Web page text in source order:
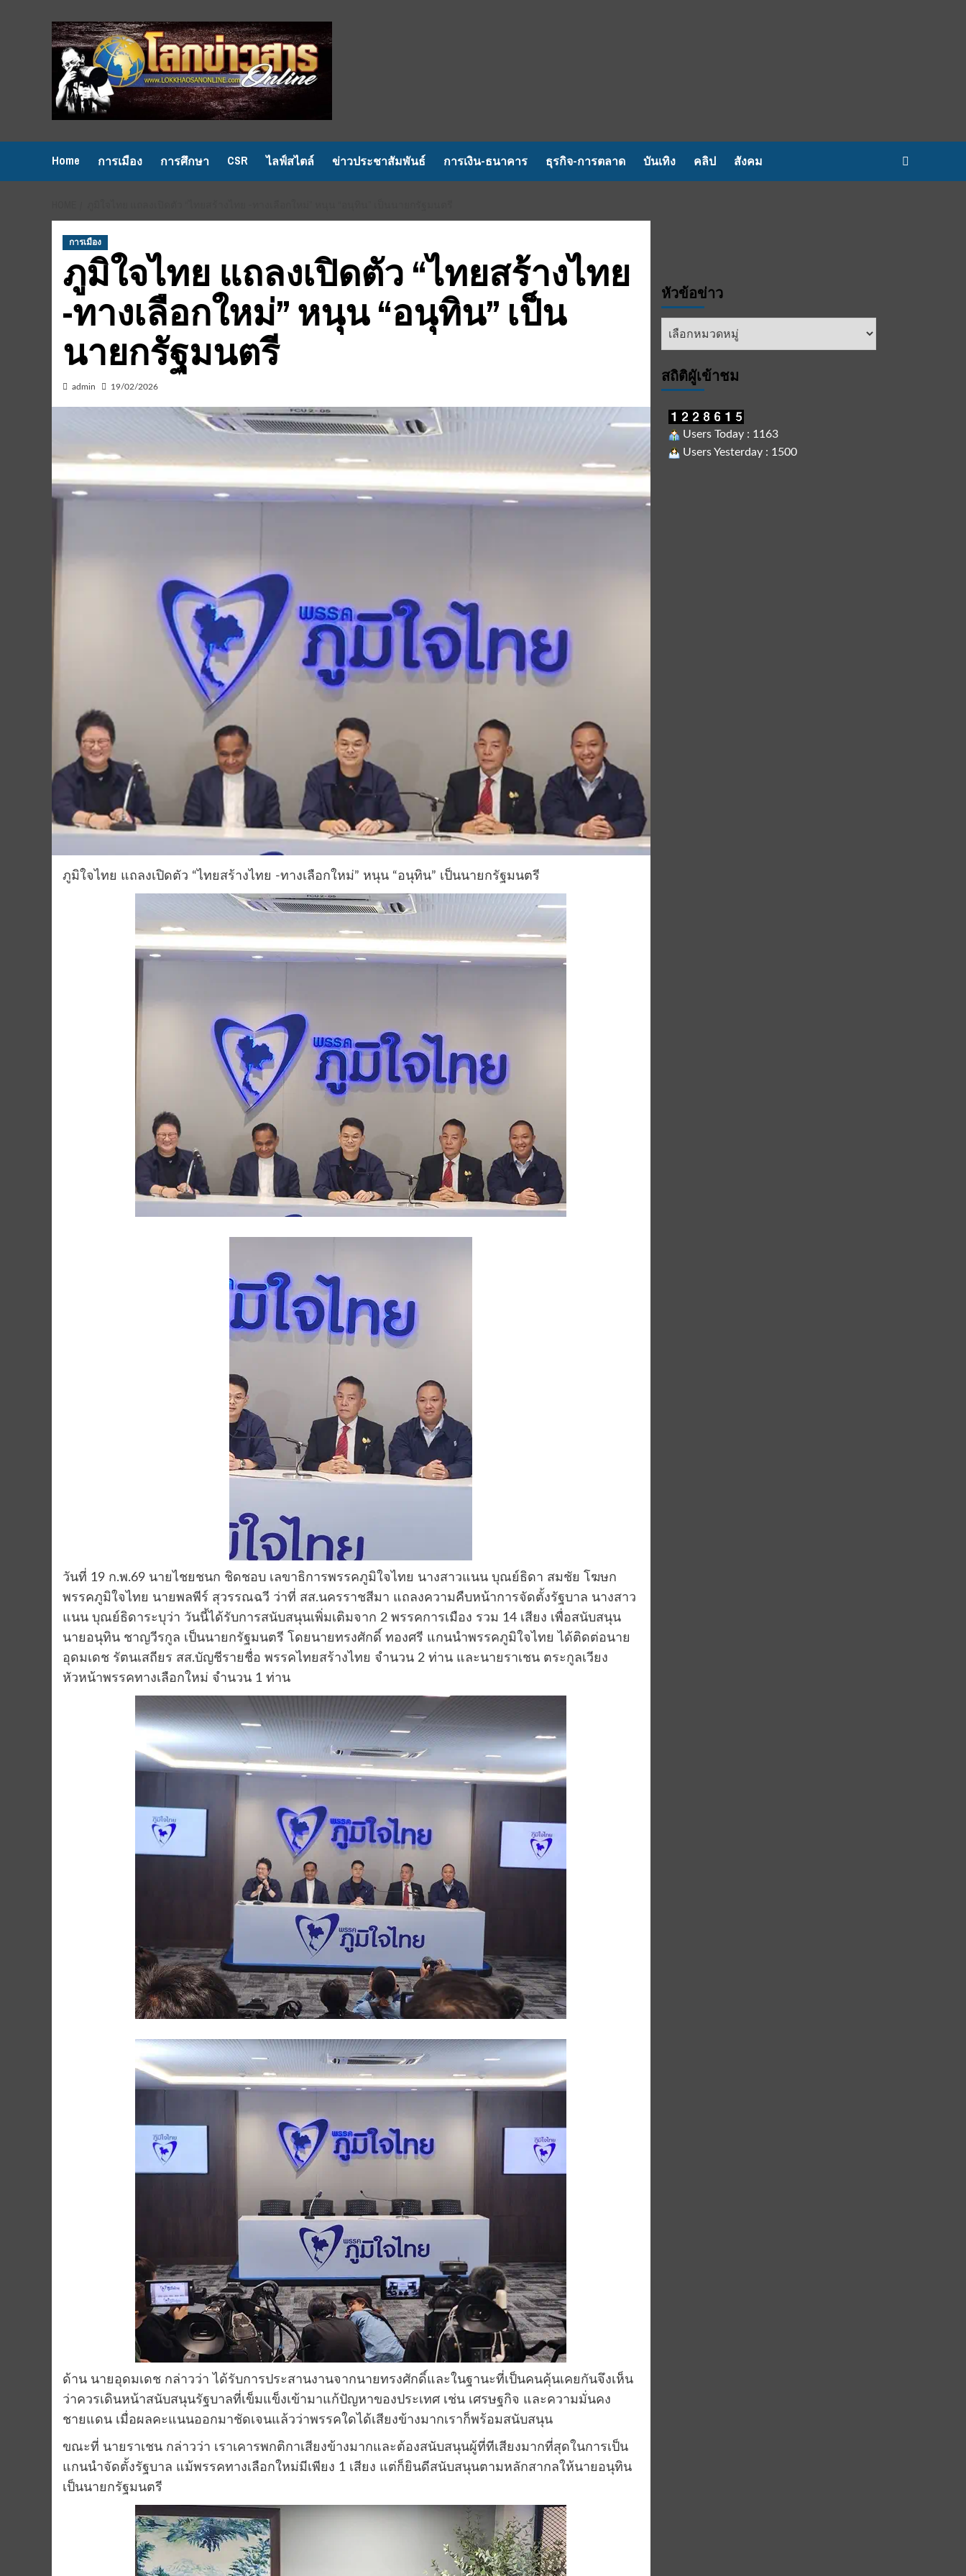
Home การเมือง การศึกษา CSR ไลฟ์สไตล์ ข่าวประชาสัมพันธ์ การเงิน-ธนาคาร ธุรกิจ-การตลาด บันเทิง คลิป สังคม
การเมือง
ภูมิใจไทย แถลงเปิดตัว “ไทยสร้างไทย
-ทางเลือกใหม่” หนุน “อนุทิน” เป็น
นายกรัฐมนตรี
admin 19/02/2026
ภูมิใจไทย แถลงเปิดตัว “ไทยสร้างไทย -ทางเลือกใหม่” หนุน “อนุทิน” เป็นนายกรัฐมนตรี
วันที่ 19 ก.พ.69 นายไชยชนก ชิดชอบ เลขาธิการพรรคภูมิใจไทย นางสาวแนน บุณย์ธิดา สมชัย โฆษก
พรรคภูมิใจไทย นายพลพีร์ สุวรรณฉวี ว่าที่ สส.นครราชสีมา แถลงความคืบหน้าการจัดตั้งรัฐบาล นางสาว
แนน บุณย์ธิดาระบุว่า วันนี้ได้รับการสนับสนุนเพิ่มเติมจาก 2 พรรคการเมือง รวม 14 เสียง เพื่อสนับสนุน
นายอนุทิน ชาญวีรกูล เป็นนายกรัฐมนตรี โดยนายทรงศักดิ์ ทองศรี แกนนำพรรคภูมิใจไทย ได้ติดต่อนาย
อุดมเดช รัตนเสถียร สส.บัญชีรายชื่อ พรรคไทยสร้างไทย จำนวน 2 ท่าน และนายราเชน ตระกูลเวียง
หัวหน้าพรรคทางเลือกใหม่ จำนวน 1 ท่าน
ด้าน นายอุดมเดช กล่าวว่า ได้รับการประสานงานจากนายทรงศักดิ์และในฐานะที่เป็นคนคุ้นเคยกันจึงเห็น
ว่าควรเดินหน้าสนับสนุนรัฐบาลที่เข็มแข็งเข้ามาแก้ปัญหาของประเทศ เช่น เศรษฐกิจ และความมั่นคง
ชายแดน เมื่อผลคะแนนออกมาชัดเจนแล้วว่าพรรคใดได้เสียงข้างมากเราก็พร้อมสนับสนุน
ขณะที่ นายราเชน กล่าวว่า เราเคารพกติกาเสียงข้างมากและต้องสนับสนุนผู้ที่ทีเสียงมากที่สุดในการเป็น
แกนนําจัดตั้งรัฐบาล แม้พรรคทางเลือกใหม่มีเพียง 1 เสียง แต่ก็ยินดีสนับสนุนตามหลักสากลให้นายอนุทิน
เป็นนายกรัฐมนตรี
หัวข้อข่าว
หัวข้อ
สถิติผูัเข้าชม
Users Today : 1163
Users Yesterday : 1500